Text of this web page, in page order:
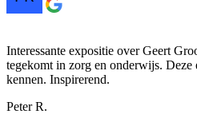
Interessante expositie over Geert
tegekomt in zorg en onderwijs. Deze
kennen. Inspirerend.
Peter R.